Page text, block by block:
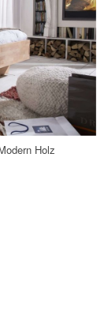
Holz